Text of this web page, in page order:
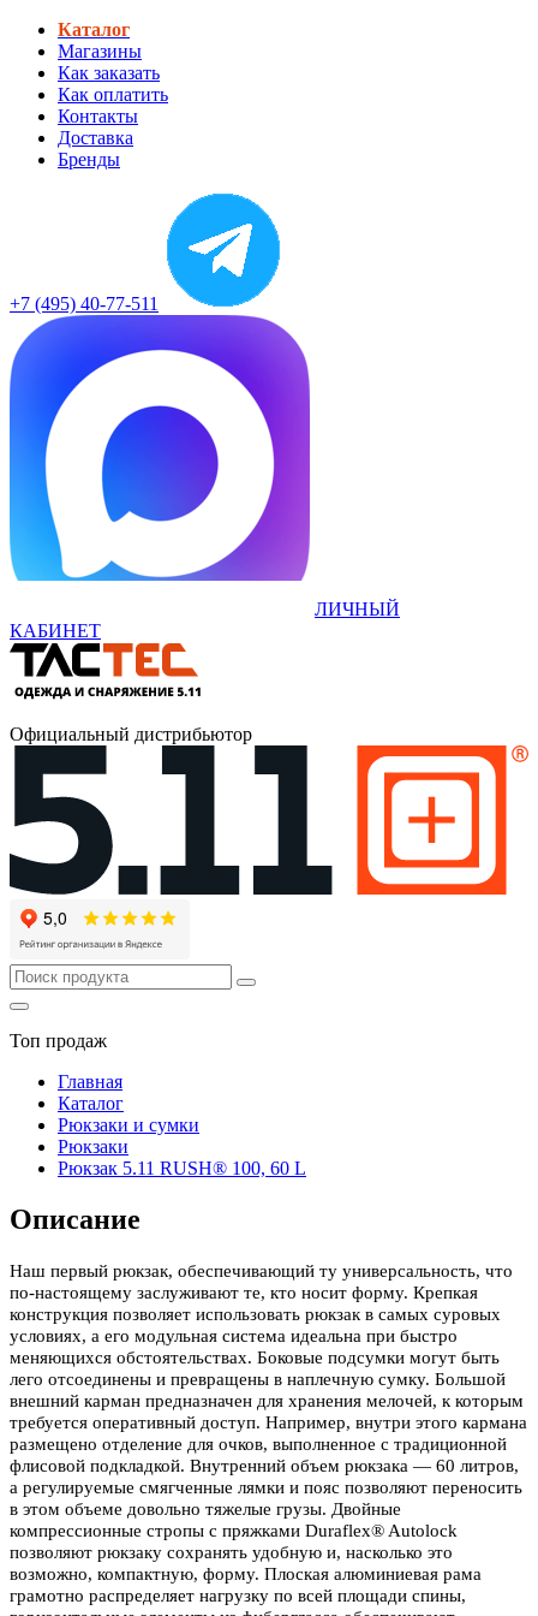
Каталог
Магазины
Как заказать
Как оплатить
Контакты
Доставка
Бренды
+7 (495) 40-77-511
ЛИЧНЫЙ
КАБИНЕТ
Официальный дистрибьютор
Топ продаж
Главная
Каталог
Рюкзаки и сумки
Рюкзаки
Рюкзак 5.11 RUSH® 100, 60 L
Описание
Наш первый рюкзак, обеспечивающий ту универсальность, что
по-настоящему заслуживают те, кто носит форму. Крепкая
конструкция позволяет использовать рюкзак в самых суровых
условиях, а его модульная система идеальна при быстро
меняющихся обстоятельствах. Боковые подсумки могут быть
лего отсоединены и превращены в наплечную сумку. Большой
внешний карман предназначен для хранения мелочей, к которым
требуется оперативный доступ. Например, внутри этого кармана
размещено отделение для очков, выполненное с традиционной
флисовой подкладкой. Внутренний объем рюкзака — 60 литров,
а регулируемые смягченные лямки и пояс позволяют переносить
в этом объеме довольно тяжелые грузы. Двойные
компрессионные стропы с пряжками Duraflex® Autolock
позволяют рюкзаку сохранять удобную и, насколько это
возможно, компактную, форму. Плоская алюминиевая рама
грамотно распределяет нагрузку по всей площади спины,